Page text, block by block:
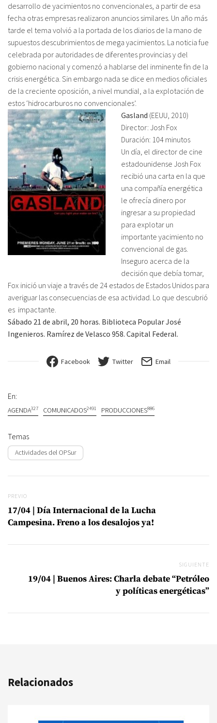
desarrollo de yacimientos no convencionales, a partir de esa
fecha otras empresas realizaron anuncios similares. Un año más
tarde el tema volvió a la portada de los diarios de la mano de
supuestos descubrimientos de mega yacimientos. La noticia fue
celebrada por autoridades de diferentes provincias y del
gobierno nacional y comenzó a hablarse del inminente fin de la
crisis energética. Sin embargo nada se dice en medios oficiales
de la creciente oposición, a nivel mundial, a la explotación de
estos ‘hidrocarburos no convencionales’.
Gasland (EEUU, 2010)
Director: Josh Fox
Duración: 104 minutos
Un día, el director de cine
estadounidense Josh Fox
recibió una carta en la que
una compañía energética
le ofrecía dinero por
ingresar a su propiedad
para explotar un
importante yacimiento no
convencional de gas.
Inseguro acerca de la
decisión que debía tomar,
Fox inició un viaje a través de 24 estados de Estados Unidos para
averiguar las consecuencias de esa actividad. Lo que descubrió
es impactante.
Sábado 21 de abril, 20 horas. Biblioteca Popular José
Ingenieros. Ramírez de Velasco 958. Capital Federal.
Facebook Twitter Email
En:
AGENDA327 COMUNICADOS2491 PRODUCCIONES886
Temas
Actividades del OPSur
Previo
PREVIO
17/04 | Día Internacional de la Lucha
Campesina. Freno a los desalojos ya!
SIGUIENTE
19/04 | Buenos Aires: Charla debate “Petróleo
y políticas energéticas”
Relacionados